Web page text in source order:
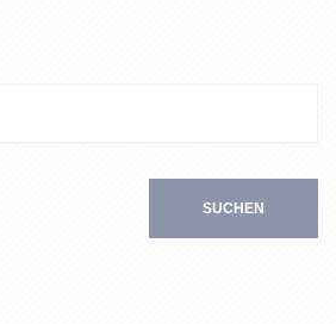
SUCHEN